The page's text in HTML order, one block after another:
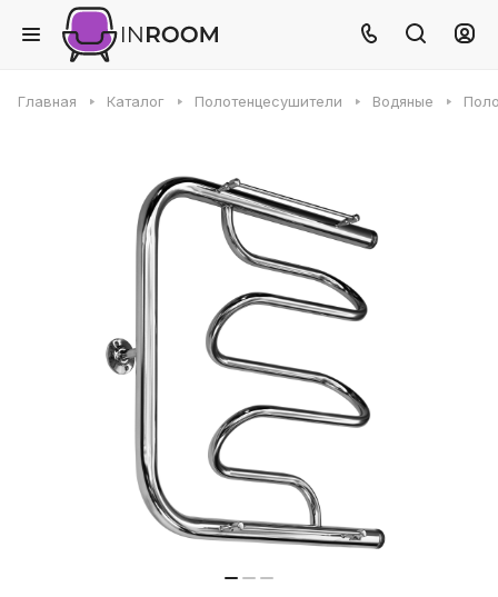
Главная Каталог Полотенцесушители Водяные